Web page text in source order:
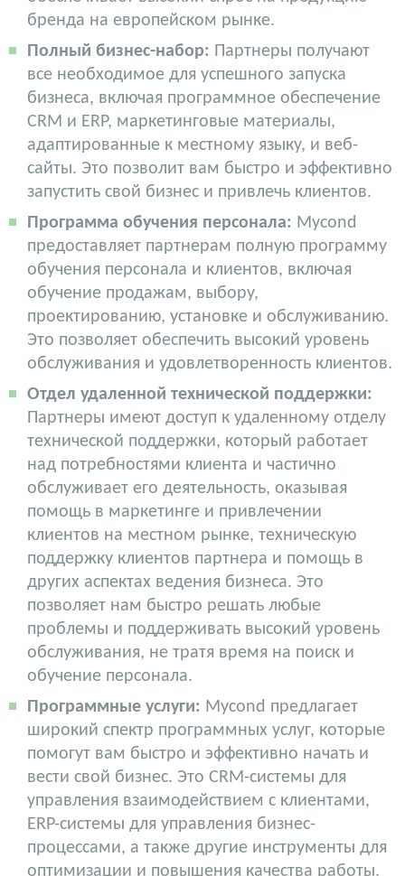
бренда на европейском рынке.
Полный бизнес-набор: Партнеры получают
все необходимое для успешного запуска
бизнеса, включая программное обеспечение
CRM и ERP, маркетинговые материалы,
адаптированные к местному языку, и веб-
сайты. Это позволит вам быстро и эффективно
запустить свой бизнес и привлечь клиентов.
Программа обучения персонала: Mycond
предоставляет партнерам полную программу
обучения персонала и клиентов, включая
обучение продажам, выбору,
проектированию, установке и обслуживанию.
Это позволяет обеспечить высокий уровень
обслуживания и удовлетворенность клиентов.
Отдел удаленной технической поддержки:
Партнеры имеют доступ к удаленному отделу
технической поддержки, который работает
над потребностями клиента и частично
обслуживает его деятельность, оказывая
помощь в маркетинге и привлечении
клиентов на местном рынке, техническую
поддержку клиентов партнера и помощь в
других аспектах ведения бизнеса. Это
позволяет нам быстро решать любые
проблемы и поддерживать высокий уровень
обслуживания, не тратя время на поиск и
обучение персонала.
Программные услуги: Mycond предлагает
широкий спектр программных услуг, которые
помогут вам быстро и эффективно начать и
вести свой бизнес. Это CRM-системы для
управления взаимодействием с клиентами,
ERP-системы для управления бизнес-
процессами, а также другие инструменты для
оптимизации и повышения качества работы.